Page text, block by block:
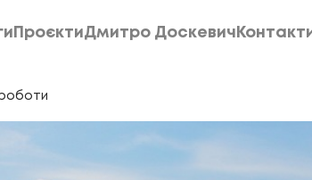
ПроєктиДмитро Доскевич